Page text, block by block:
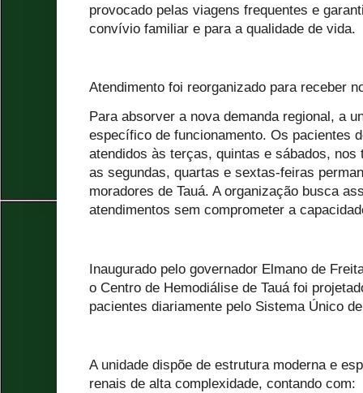
provocado pelas viagens frequentes e
convívio familiar e para a qualidade de vida.
Atendimento foi reorganizado para receber
Para absorver a nova demanda regional, a
específico de funcionamento. Os pacientes
atendidos às terças, quintas e sábados, nos
as segundas, quartas e sextas-feiras
moradores de Tauá. A organização busca
atendimentos sem comprometer a
Inaugurado pelo governador Elmano de
o Centro de Hemodiálise de Tauá foi
pacientes diariamente pelo Sistema Único
A unidade dispõe de estrutura moderna e
renais de alta complexidade, contando com: